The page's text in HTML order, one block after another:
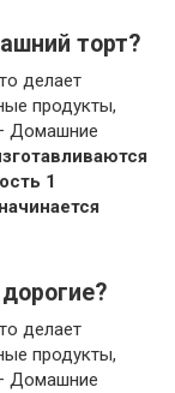
торт?
делает
продукты,
Домашние
1
делает
продукты,
Домашние